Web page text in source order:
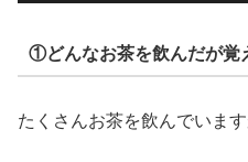
①どんなお茶を飲んだが覚
たくさんお茶を飲んでいます